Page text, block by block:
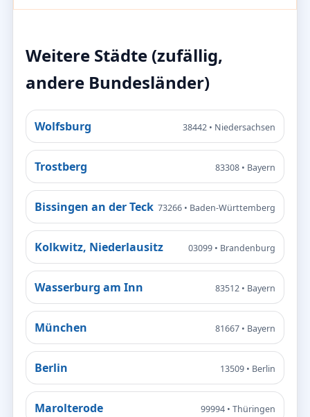
Weitere Städte (zufällig,
andere Bundesländer)
Wolfsburg 38442 • Niedersachsen
Trostberg 83308 • Bayern
Bissingen an der Teck 73266 • Baden-Württemberg
Kolkwitz, Niederlausitz 03099 • Brandenburg
Wasserburg am Inn 83512 • Bayern
München 81667 • Bayern
Berlin 13509 • Berlin
Marolterode 99994 • Thüringen